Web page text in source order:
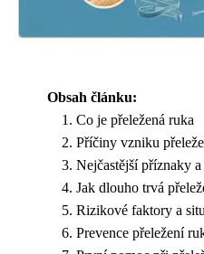
Obsah článku:
Co je přeležená ruka
Příčiny vzniku
Nejčastější příznaky
Jak dlouho trvá
Rizikové faktory a
Prevence přeležení